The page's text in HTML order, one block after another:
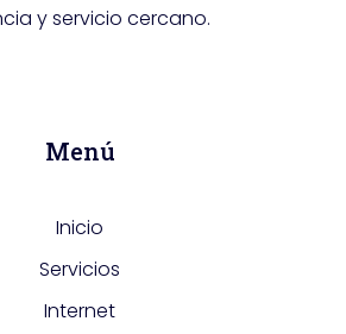
y servicio cercano.
Menú
Inicio
Servicios
Internet